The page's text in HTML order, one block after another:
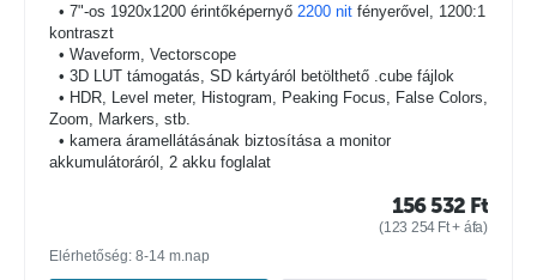
• 7"-os 1920x1200 érintőképernyő 2200 nit fényerővel, 1200:1
kontraszt
• Waveform, Vectorscope
• 3D LUT támogatás, SD kártyáról betölthető .cube fájlok
• HDR, Level meter, Histogram, Peaking Focus, False Colors,
Zoom, Markers, stb.
• kamera áramellátásának biztosítása a monitor
akkumulátoráról, 2 akku foglalat
156 532 Ft
(123 254 Ft+ áfa)
Elérhetőség: 8-14 m.nap